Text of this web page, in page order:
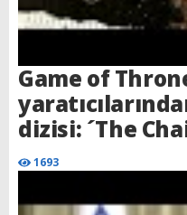
Game of
dizisi: ´The
1693